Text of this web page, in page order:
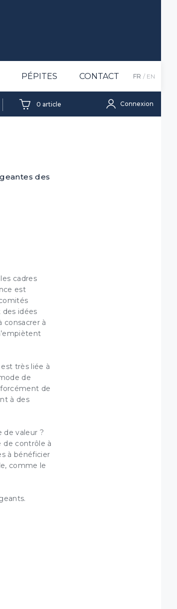
PÉPITES CONTACT FR EN
0 article Connexion
des
cadres
est
idées
consacrer à
très liée à
de
de
à des
de valeur ?
de contrôle à
à bénéficier
comme le